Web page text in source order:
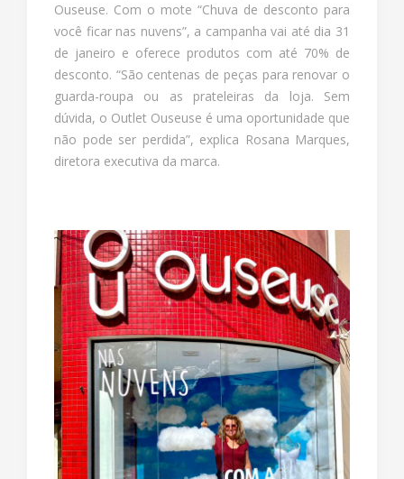
Ouseuse. Com o mote “Chuva de desconto para
você ficar nas nuvens”, a campanha vai até dia 31
de janeiro e oferece produtos com até 70% de
desconto. “São centenas de peças para renovar o
guarda-roupa ou as prateleiras da loja. Sem
dúvida, o Outlet Ouseuse é uma oportunidade que
não pode ser perdida”, explica Rosana Marques,
diretora executiva da marca.